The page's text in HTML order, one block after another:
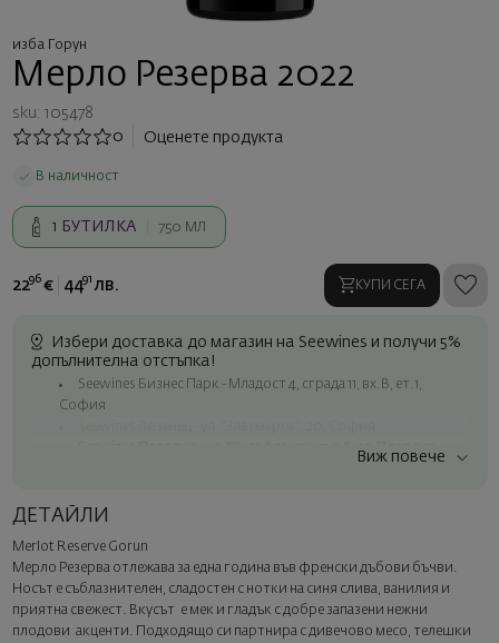
изба Горун
Мерло Резерва 2022
sku: 105478
0
Оценете продукта
В наличност
1 БУТИЛКА 750 МЛ
2296 € 4491 лв. КУПИ СЕГА
Избери доставка до магазин на Seewines и получи 5%
допълнителна отстъпка!
Seewines Бизнес Парк - Младост 4, сграда 11, вх.В, ет.1,
София
Seewines Пловдив - ул. "Княз Александър I", 45, Пловдив
Куриер на Seewines до адрес в рамките на град София
Изненадайте със стил
Добавете луксозна подаръчна опаковка и персонализирана
картичка с ваше пожелание. Изберете тази опция в
следващата стъпка от поръчката.
Виж повече
ДЕТАЙЛИ
Merlot Reserve Gorun
Мерло Резерва отлежава за една година във френски дъбови бъчви.
Носът е съблазнителен, сладостен с нотки на синя слива, ванилия и
приятна свежест. Вкусът е мек и гладък с добре запазени нежни
плодови акценти. Подходящо си партнира с дивечово месо, телешки